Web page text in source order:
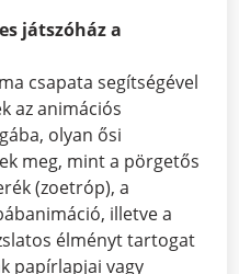
játszóház a
csapata segítségével
az animációs
olyan ősi
meg, mint a pörgetős
(zoetróp), a
illetve a
élményt tartogat
papírlapjai vagy